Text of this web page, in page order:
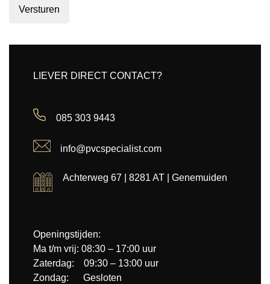
Versturen
LIEVER DIRECT CONTACT?
085 303 9443
info@pvcspecialist.com
Achterweg 67 | 8281 AT | Genemuiden
Openingstijden:
Ma t/m vrij: 08:30 – 17:00 uur
Zaterdag: 09:30 – 13:00 uur
Zondag: Gesloten